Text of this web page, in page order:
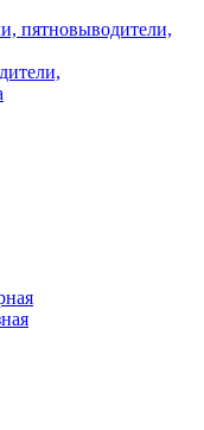
пятновыводители,